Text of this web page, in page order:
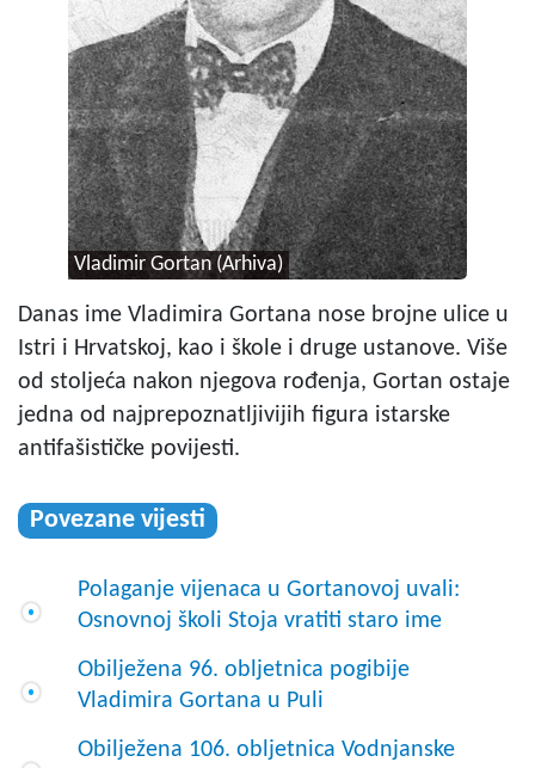
Vladimir Gortan (Arhiva)
Danas ime Vladimira Gortana nose brojne ulice u
Istri i Hrvatskoj, kao i škole i druge ustanove. Više
od stoljeća nakon njegova rođenja, Gortan ostaje
jedna od najprepoznatljivijih figura istarske
antifašističke povijesti.
Povezane vijesti
Polaganje vijenaca u Gortanovoj uvali:
Osnovnoj školi Stoja vratiti staro ime
Obilježena 96. obljetnica pogibije
Vladimira Gortana u Puli
Obilježena 106. obljetnica Vodnjanske